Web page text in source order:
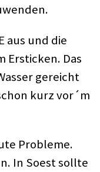
aus und die
Ersticken. Das
gereicht
kurz vor´m
Probleme.
In Soest sollte